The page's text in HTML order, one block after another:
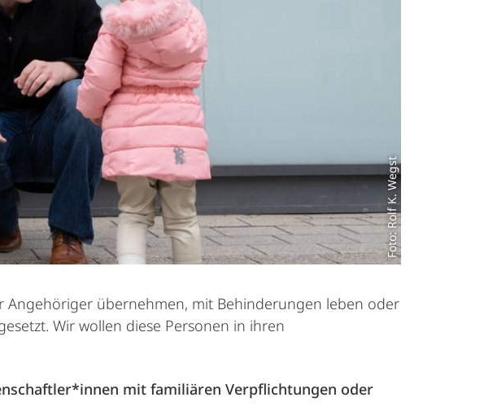
Foto: Rolf K. Wegst
übernehmen, mit Behinderungen leben oder
Wir wollen diese Personen in ihren
mit familiären Verpflichtungen oder